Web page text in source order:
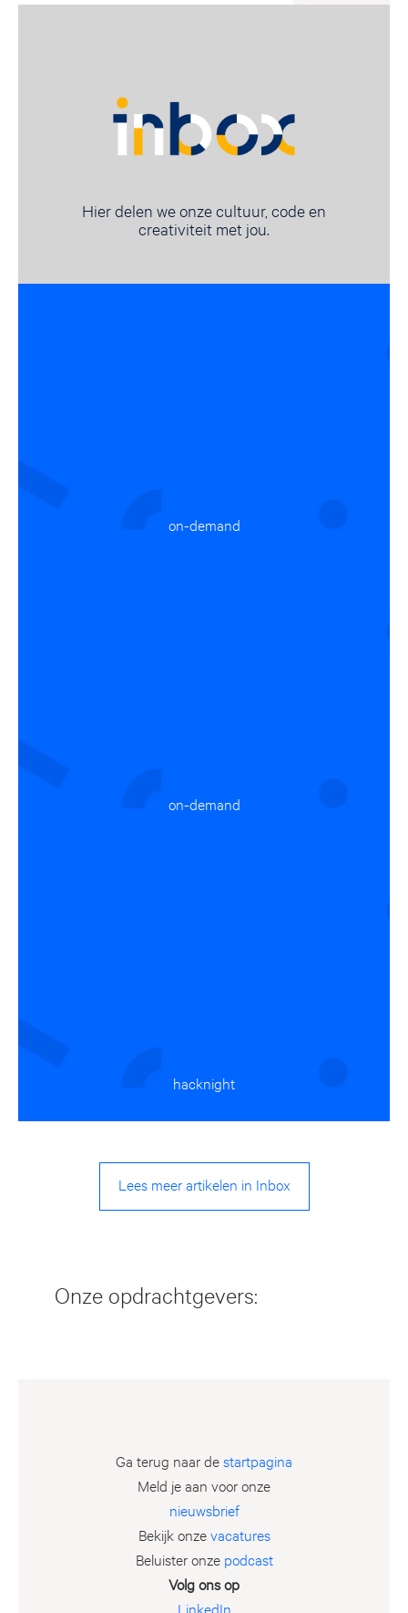
Hier delen we onze cultuur, code en
creativiteit met jou.
on-demand
on-demand
hacknight
Lees meer artikelen in Inbox
Onze opdrachtgevers:
Ga terug naar destartpagina
Meld je aan voor onze
nieuwsbrief
Bekijk onzevacatures
Beluister onze podcast
Volg ons op
LinkedIn